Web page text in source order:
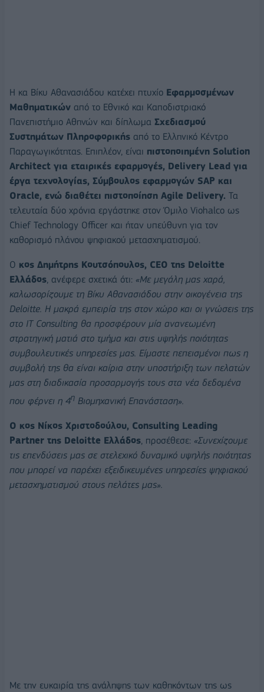
Η κα Βίκυ Αθανασιάδου κατέχει πτυχίο Εφαρμοσμένων
Μαθηματικών από το Εθνικό και Καποδιστριακό
Πανεπιστήμιο Αθηνών και δίπλωμα Σχεδιασμού
Συστημάτων Πληροφορικής από το Ελληνικό Κέντρο
Παραγωγικότητας. Επιπλέον, είναι πιστοποιημένη Solution
Architect για εταιρικές εφαρμογές, Delivery Lead για
έργα τεχνολογίας, Σύμβουλος εφαρμογών SAP και
Oracle, ενώ διαθέτει πιστοποίηση Agile Delivery. Τα
τελευταία δύο χρόνια εργάστηκε στον Όμιλο Viohalco ως
Chief Technology Officer και ήταν υπεύθυνη για τον
καθορισμό πλάνου ψηφιακού μετασχηματισμού.
Ο κος Δημήτρης Κουτσόπουλος, CEO της Deloitte
Ελλάδος, ανέφερε σχετικά ότι: «Με μεγάλη μας χαρά,
καλωσορίζουμε τη Βίκυ Αθανασιάδου στην οικογένεια της
Deloitte. Η μακρά εμπειρία της στον χώρο και οι γνώσεις της
στο IT Consulting θα προσφέρουν μία ανανεωμένη
στρατηγική ματιά στο τμήμα και στις υψηλής ποιότητας
συμβουλευτικές υπηρεσίες μας. Είμαστε πεπεισμένοι πως η
συμβολή της θα είναι καίρια στην υποστήριξη των πελατών
μας στη διαδικασία προσαρμογής τους στα νέα δεδομένα
που φέρνει η 4η Βιομηχανική Επανάσταση».
Ο κος Νίκος Χριστοδούλου, Consulting Leading
Partner της Deloitte Ελλάδος , προσέθεσε: «Συνεχίζουμε
τις επενδύσεις μας σε στελεχικό δυναμικό υψηλής ποιότητας
που μπορεί να παρέχει εξειδικευμένες υπηρεσίες ψηφιακού
μετασχηματισμού στους πελάτες μας».
Με την ευκαιρία της ανάληψης των καθηκόντων της ως